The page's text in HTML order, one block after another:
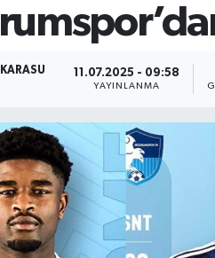
11.07.2025 - 09:58
YAYINLANMA